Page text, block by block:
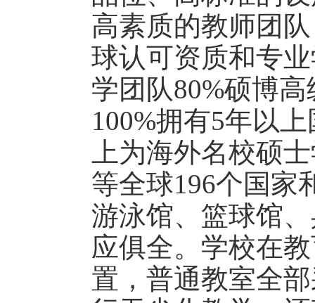
高素质的教师团
球认可资质和专
学团队80%硕博
100%拥有5年以
上为海外名校硕
等全球196个国家
游泳馆、篮球馆
应俱全。学校在
置，普通教室全